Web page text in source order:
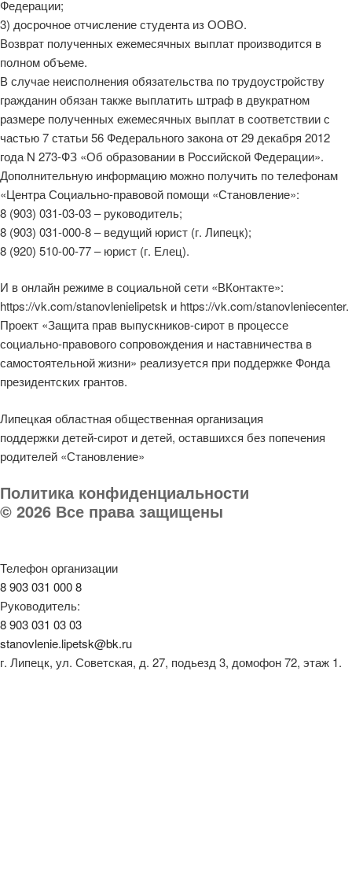
Федерации;
3) досрочное отчисление студента из ООВО.
Возврат полученных ежемесячных выплат производится в
полном объеме.
В случае неисполнения обязательства по трудоустройству
гражданин обязан также выплатить штраф в двукратном
размере полученных ежемесячных выплат в соответствии с
частью 7 статьи 56 Федерального закона от 29 декабря 2012
года N 273-ФЗ «Об образовании в Российской Федерации».
Дополнительную информацию можно получить по телефонам
«Центра Социально-правовой помощи «Становление»:
8 (903) 031-03-03 – руководитель;
8 (903) 031-000-8 – ведущий юрист (г. Липецк);
8 (920) 510-00-77 – юрист (г. Елец).
И в онлайн режиме в социальной сети «ВКонтакте»:
https://vk.com/stanovlenielipetsk и https://vk.com/stanovleniecenter.
Проект «Защита прав выпускников-сирот в процессе
социально-правового сопровождения и наставничества в
самостоятельной жизни» реализуется при поддержке Фонда
президентских грантов.
Липецкая областная общественная организация
поддержки детей-сирот и детей, оставшихся без попечения
родителей «Становление»
Политика конфиденциальности
© 2026 Все права защищены
Телефон организации
8 903 031 000 8
Руководитель:
8 903 031 03 03
stanovlenie.lipetsk@bk.ru
г. Липецк, ул. Советская, д. 27, подьезд 3, домофон 72, этаж 1.